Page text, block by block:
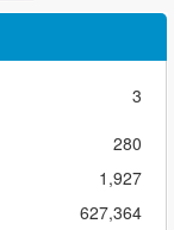
3
280
1,927
627,364